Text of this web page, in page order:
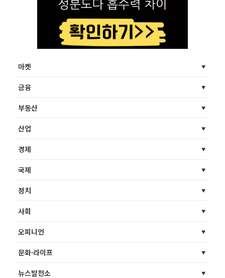
마켓
금융
부동산
산업
경제
국제
정치
사회
오피니언
문화·라이프
뉴스발전소